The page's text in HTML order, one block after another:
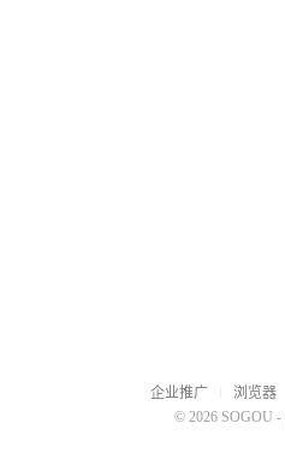
企业推广 浏览器
© 2026 SOGOU -